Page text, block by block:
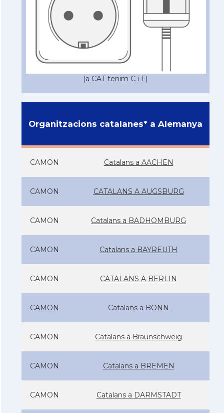
(a CAT tenim C i F)
Organitzacions catalanes* a Alemanya
CAMON Catalans a AACHEN
CAMON CATALANS A AUGSBURG
CAMON Catalans a BADHOMBURG
CAMON Catalans a BAYREUTH
CAMON CATALANS A BERLIN
CAMON Catalans a BONN
CAMON Catalans a Braunschweig
CAMON Catalans a BREMEN
CAMON Catalans a DARMSTADT